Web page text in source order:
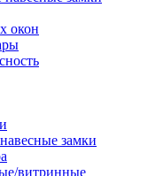
окон
замки
витринные